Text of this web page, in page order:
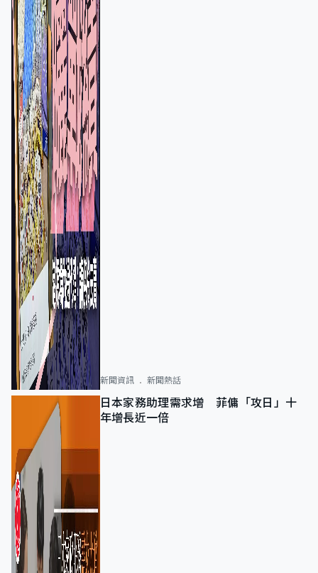
新聞資訊 新聞熱話
日本家務助理需求增 菲傭「攻日」十
年增長近一倍